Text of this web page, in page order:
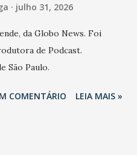
julho 31, 2026
da Globo News. Foi
de Podcast.
São Paulo.
COMENTÁRIO LEIA MAIS »